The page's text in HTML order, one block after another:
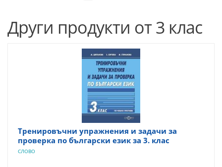
Други продукти от 3 клас
Тренировъчни упражнения и задачи за
проверка по български език за 3. клас
СЛОВО